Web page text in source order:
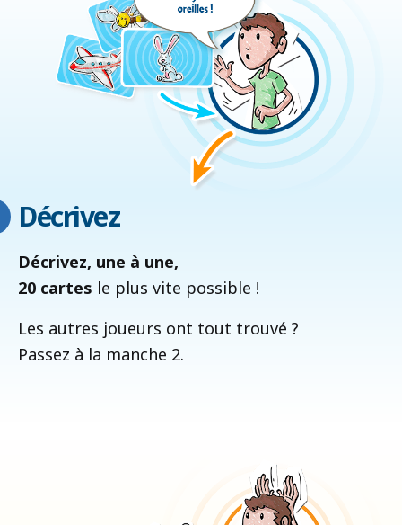
Décrivez
Décrivez, une à une,
20 cartes le plus vite possible !
Les autres joueurs ont tout trouvé ?
Passez à la manche 2.